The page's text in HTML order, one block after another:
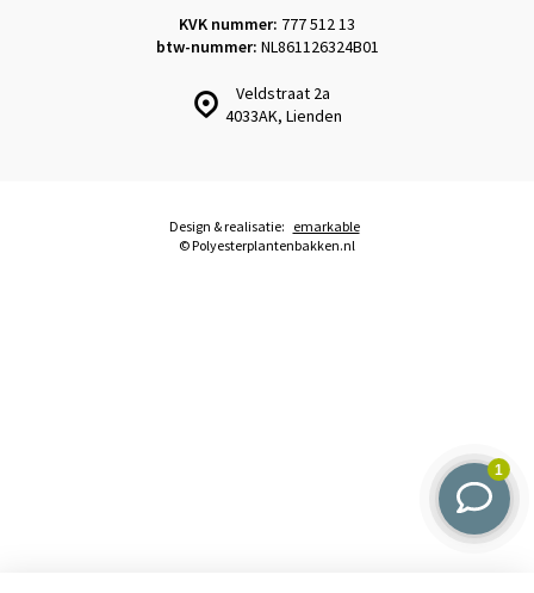
Veldstraat 2a
4033AK, Lienden
KVK nummer: 777 512 13
btw-nummer: NL861126324B01
© Polyesterplantenbakken.nl
Design & realisatie: emarkable